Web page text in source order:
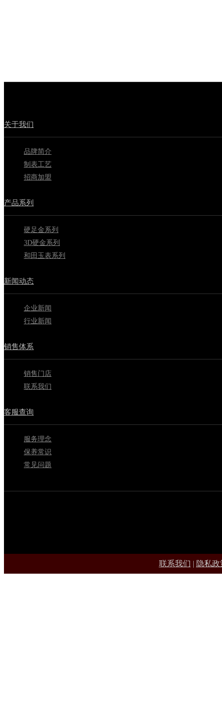
关于我们
品牌简介
制表工艺
招商加盟
产品系列
硬足金系列
3D硬金系列
和田玉表系列
新闻动态
企业新闻
行业新闻
销售体系
销售门店
联系我们
客服查询
服务理念
保养常识
常见问题
联系我们 | 隐私政